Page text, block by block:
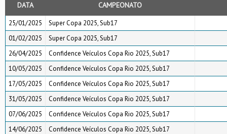
DATA CAMPEONATO
25/01/2025
Super Copa 2025, Sub17
01/02/2025
Super Copa 2025, Sub17
26/04/2025
Confidence Veículos Copa Rio 2025, Sub17
10/05/2025
Confidence Veículos Copa Rio 2025, Sub17
17/05/2025
Confidence Veículos Copa Rio 2025, Sub17
31/05/2025
Confidence Veículos Copa Rio 2025, Sub17
07/06/2025
Confidence Veículos Copa Rio 2025, Sub17
14/06/2025
Confidence Veículos Copa Rio 2025, Sub17